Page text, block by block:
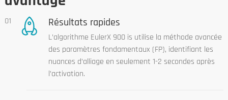
01 Résultats rapides
L’algorithme EulerX 900 is utilise la méthode avancée
des paramètres fondamentaux (FP), identifiant les
nuances d’alliage en seulement 1-2 secondes après
l’activation.